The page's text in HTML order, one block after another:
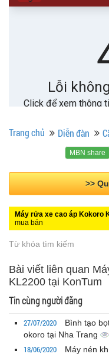
Trang chủ Diễn đàn
MBN share
>>
Máy rửa xe cao áp Kokoro
mua bán
Từ khóa tìm kiếm
Bài viết liên quan
KL2200 tại KonTum
Tin cùng người đăng
27/07/2020
Bình tạo
okoro tại Nha Trang
18/06/2020 Máy nén